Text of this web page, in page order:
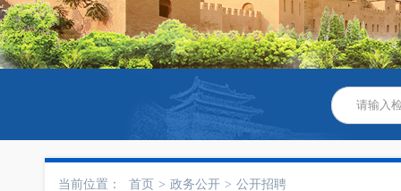
当前位置： 首页 > 政务公开 > 公开招聘